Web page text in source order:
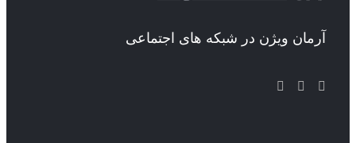
آرمان ویژن در شبکه های اجتماعی